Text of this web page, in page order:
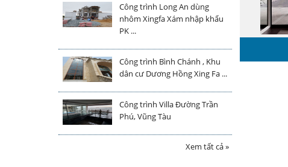
Công trình Long An dùng
nhôm Xingfa Xám nhập khẩu
PK ...
Công trình Bình Chánh , Khu
dân cư Dương Hồng Xing Fa ...
Công trình Villa Đường Trần
Phú, Vũng Tàu
Xem tất cả »